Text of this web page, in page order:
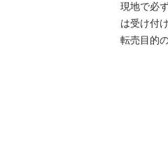
現地で必
は受け付
転売⽬的